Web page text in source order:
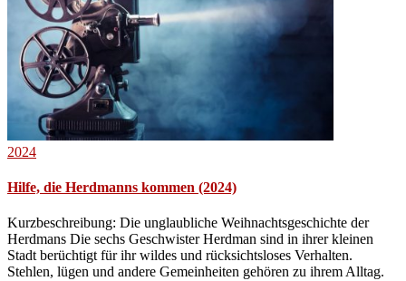
2024
Hilfe, die Herdmanns kommen (2024)
Kurzbeschreibung: Die unglaubliche Weihnachtsgeschichte der
Herdmans Die sechs Geschwister Herdman sind in ihrer kleinen
Stadt berüchtigt für ihr wildes und rücksichtsloses Verhalten.
Stehlen, lügen und andere Gemeinheiten gehören zu ihrem Alltag.